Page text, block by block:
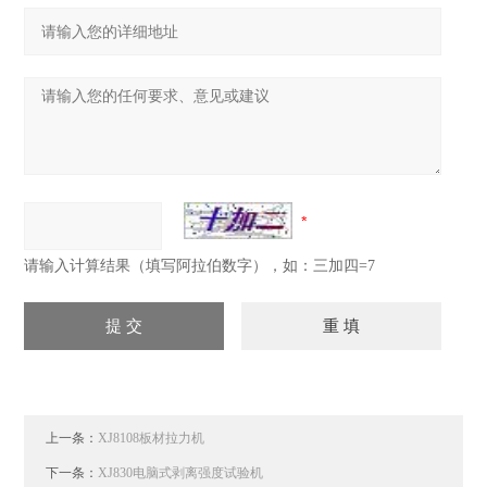
请输入计算结果（填写阿拉伯数字），如：三加四=7
上一条：XJ8108板材拉力机
下一条：XJ830电脑式剥离强度试验机